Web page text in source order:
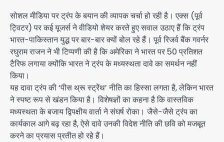
सोशल मीडिया पर ट्रंप के बयान की व्यापक चर्चा हो रही है। एक्स (पूर्व
ट्विटर) पर कई यूजर्स ने वीडियो शेयर करते हुए सवाल उठाए हैं कि ट्रंप
भारत-पाकिस्तान युद्ध पर बार-बार क्यों बोल रहे हैं। पूर्व रिजर्व बैंक गवर्नर
रघुराम राजन ने भी टिप्पणी की है कि अमेरिका ने भारत पर 50 प्रतिशत
टैरिफ लगाया क्योंकि भारत ने ट्रंप के मध्यस्थता दावे का समर्थन नहीं
किया।
यह दावा ट्रंप की ‘पीस थ्रू स्ट्रेंथ’ नीति का हिस्सा लगता है, लेकिन भारत
ने स्पष्ट रूप से खंडन किया है। विशेषज्ञों का कहना है कि वास्तविक
मध्यस्थता के बजाय द्विपक्षीय वार्ता ने संघर्ष रोका। जैसे-जैसे ट्रंप का
कार्यकाल आगे बढ़ रहा है, ऐसे दावे उनकी विदेश नीति की छवि को मजबूत
करने का प्रयास प्रतीत हो रहे हैं।